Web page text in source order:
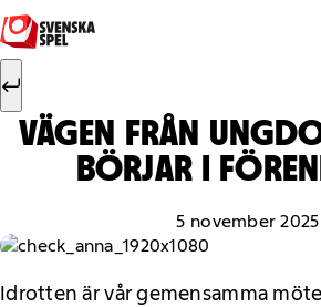
Hoppa till innehåll
Sök efter:
VÄGEN FRÅN
BÖRJAR I
5 november 2025
Idrotten är vår gemensamma